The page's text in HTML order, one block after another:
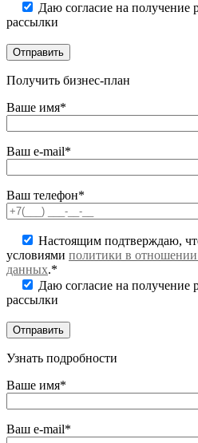
Даю согласие на
рассылки
Получить бизнес-план
Ваше имя*
Ваш e-mail*
Ваш телефон*
Настоящим подтверждаю,
условиями политики в
данных.*
Даю согласие на
рассылки
Узнать подробности
Ваше имя*
Ваш e-mail*